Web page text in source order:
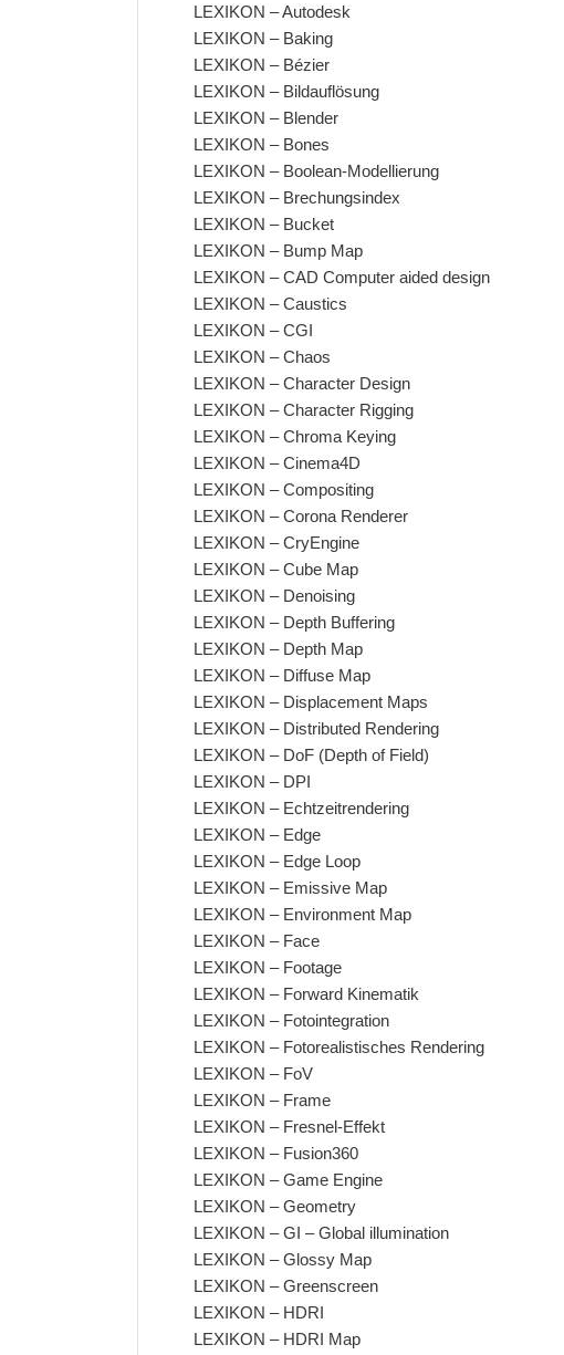
LEXIKON – Autodesk
LEXIKON – Baking
LEXIKON – Bézier
LEXIKON – Bildauflösung
LEXIKON – Blender
LEXIKON – Bones
LEXIKON – Boolean-Modellierung
LEXIKON – Brechungsindex
LEXIKON – Bucket
LEXIKON – Bump Map
LEXIKON – CAD Computer aided design
LEXIKON – Caustics
LEXIKON – CGI
LEXIKON – Chaos
LEXIKON – Character Design
LEXIKON – Character Rigging
LEXIKON – Chroma Keying
LEXIKON – Cinema4D
LEXIKON – Compositing
LEXIKON – Corona Renderer
LEXIKON – CryEngine
LEXIKON – Cube Map
LEXIKON – Denoising
LEXIKON – Depth Buffering
LEXIKON – Depth Map
LEXIKON – Diffuse Map
LEXIKON – Displacement Maps
LEXIKON – Distributed Rendering
LEXIKON – DoF (Depth of Field)
LEXIKON – DPI
LEXIKON – Echtzeitrendering
LEXIKON – Edge
LEXIKON – Edge Loop
LEXIKON – Emissive Map
LEXIKON – Environment Map
LEXIKON – Face
LEXIKON – Footage
LEXIKON – Forward Kinematik
LEXIKON – Fotointegration
LEXIKON – Fotorealistisches Rendering
LEXIKON – FoV
LEXIKON – Frame
LEXIKON – Fresnel-Effekt
LEXIKON – Fusion360
LEXIKON – Game Engine
LEXIKON – Geometry
LEXIKON – GI – Global illumination
LEXIKON – Glossy Map
LEXIKON – Greenscreen
LEXIKON – HDRI
LEXIKON – HDRI Map